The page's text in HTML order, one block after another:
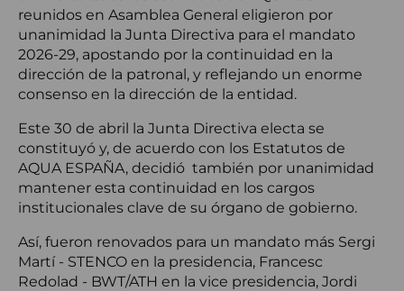
reunidos en Asamblea General eligieron por
unanimidad la Junta Directiva para el mandato
2026-29, apostando por la continuidad en la
dirección de la patronal, y reflejando un enorme
consenso en la dirección de la entidad.
Este 30 de abril la Junta Directiva electa se
constituyó y, de acuerdo con los Estatutos de
AQUA ESPAÑA, decidió también por unanimidad
mantener esta continuidad en los cargos
institucionales clave de su órgano de gobierno.
Así, fueron renovados para un mandato más Sergi
Martí - STENCO en la presidencia, Francesc
Redolad - BWT/ATH en la vice presidencia, Jordi